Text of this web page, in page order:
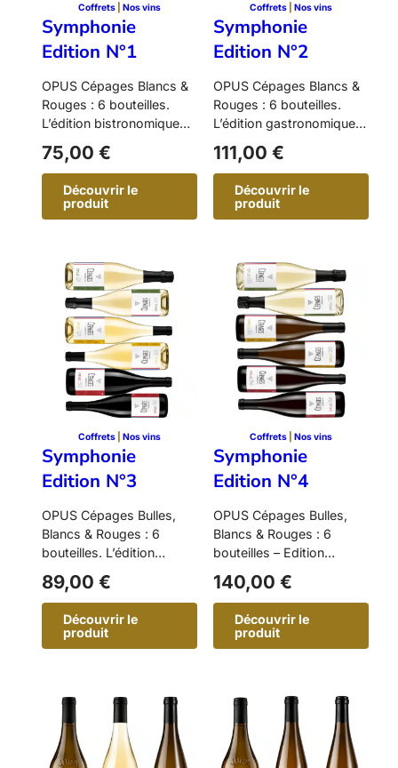
Coffrets | Nos vins
Symphonie
Edition N°1
OPUS Cépages Blancs &
Rouges : 6 bouteilles.
L’édition bistronomique
Vermentino…
75,00€
Découvrir le
produit
p
h
o
n
i
e
E
d
i
t
i
o
n
N
°
Coffrets Nos vins
Symphonie
Edition N°2
OPUS Cépages Blancs &
Rouges : 6 bouteilles.
L’édition gastronomique,
Pinot…
111,00 €
Découvrir le
produit
p
h
o
n
i
e
E
d
i
t
i
o
n
N
°
Coffrets | Nos vins
Symphonie
Edition N°3
OPUS Cépages Bulles,
Blancs & Rouges : 6
bouteilles. L’édition
bistronomique accessible.
Pensée comme une
invitation…
89,00€
Découvrir le
produit
p
o
i
Coffrets Nos vins
Symphonie
Edition N°4
OPUS Cépages Bulles,
Blancs & Rouges : 6
bouteilles – Edition
gastronomique de grande
précision. Pensée…
140,00 €
Découvrir le
produit
p
o
n